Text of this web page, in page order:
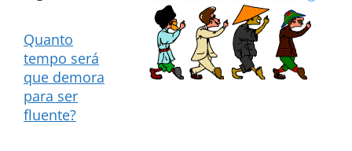
Quanto
tempo será
que demora
para ser
fluente?